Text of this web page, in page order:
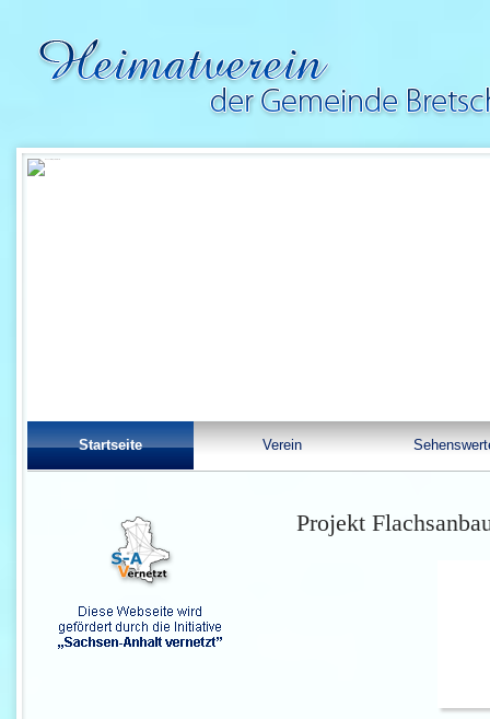
Startseite Verein
Projekt